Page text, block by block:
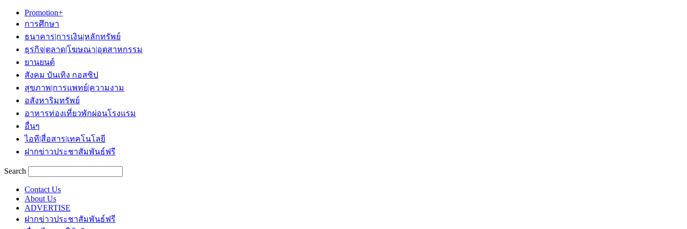
Promotion+
การศึกษา
ธนาคาร|การเงิน|หลักทรัพย์
ธุรกิจ|ตลาด|โฆษณา|อุตสาหกรรม
ยานยนต์
สังคม บันเทิง กอสซิป
สุขภาพ|การแพทย์|ความงาม
อสังหาริมทรัพย์
อาหารท่องเที่ยวพักผ่อนโรงแรม
อื่นๆ
ไอที|สื่อสาร|เทคโนโลยี
ฝากข่าวประชาสัมพันธ์ฟรี
Search
Contact Us
About Us
ADVERTISE
ฝากข่าวประชาสัมพันธ์ฟรี